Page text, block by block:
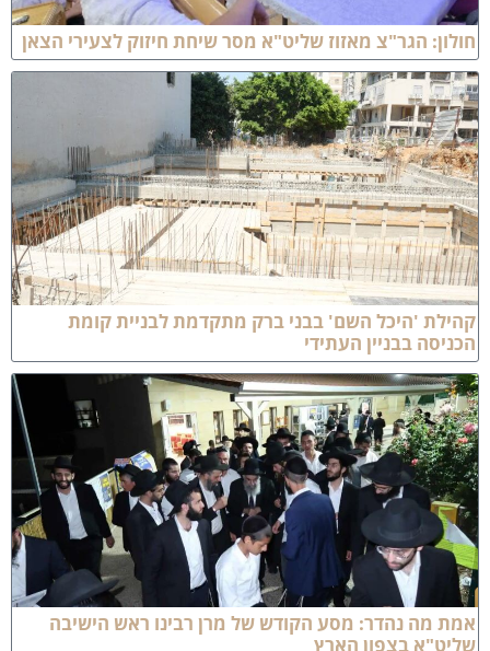
הגר"צ מאזוז שליט"א מסר שיחת חיזוק לצעירי הצאן
'היכל השם' בבני ברק מתקדמת לבניית קומת
בבניין העתידי
מה נהדר: מסע הקודש של מרן רבינו ראש הישיבה
בצפון הארץ